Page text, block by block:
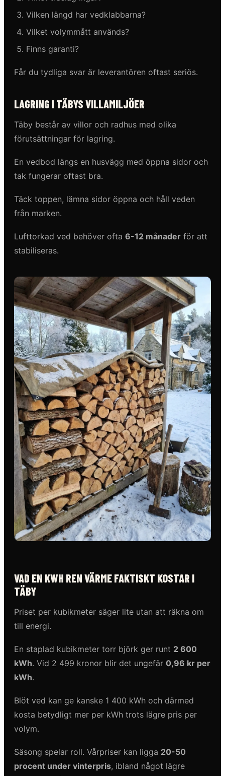
Vilken längd har vedklabbarna?
Vilket volymmått används?
Finns garanti?
Får du tydliga svar är leverantören oftast seriös.
LAGRING I TÄBYS VILLAMILJÖER
Täby består av villor och radhus med olika
förutsättningar för lagring.
En vedbod längs en husvägg med öppna sidor och
tak fungerar oftast bra.
Täck toppen, lämna sidor öppna och håll veden
från marken.
Lufttorkad ved behöver ofta 6-12 månader för att
stabiliseras.
VAD EN KWH REN VÄRME FAKTISKT KOSTAR I
TÄBY
Priset per kubikmeter säger lite utan att räkna om
till energi.
En staplad kubikmeter torr björk ger runt 2 600
kWh. Vid 2 499 kronor blir det ungefär 0,96 kr per
kWh.
Blöt ved kan ge kanske 1 400 kWh och därmed
kosta betydligt mer per kWh trots lägre pris per
volym.
Säsong spelar roll. Vårpriser kan ligga 20-50
procent under vinterpris, ibland något lägre